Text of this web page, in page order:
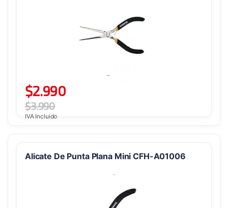
$2.990
$3.990
IVA Incluido
Alicate De Punta Plana Mini CFH-A01006